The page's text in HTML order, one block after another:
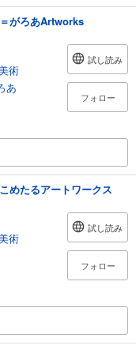
がろあArtworks
術
あ
試し読み
フォロー
めたるアートワークス
術
試し読み
フォロー